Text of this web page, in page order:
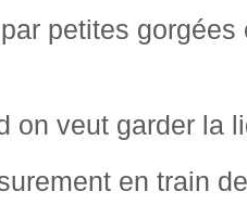
petites
on veut garder la
en train